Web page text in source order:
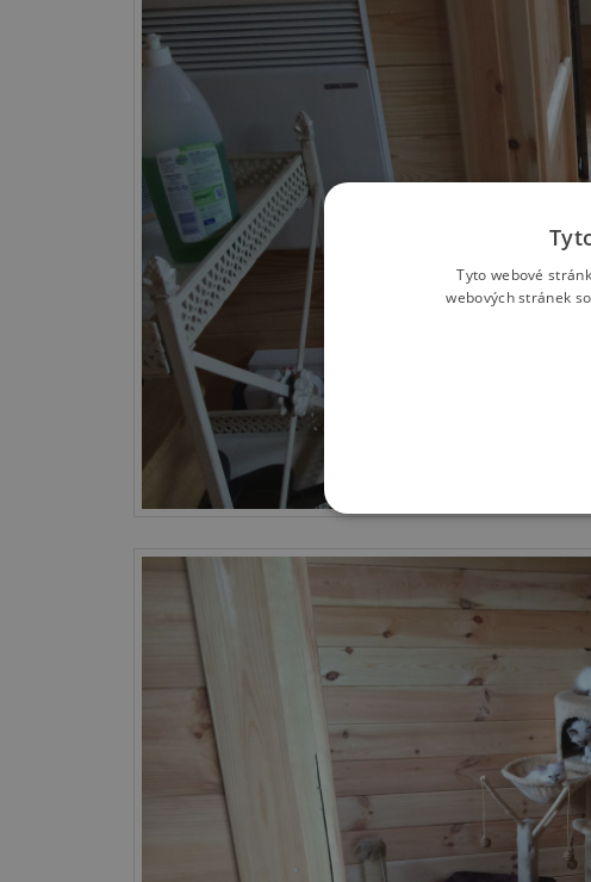
Tyto webové
webových stránek
NEZBYTNĚ NUTNÉ
Nezbytně
Nezbytně nutné soubory cookie
bez nezbytně nutných souborů
Poskytovatel /
PHP.net
prelive.pineca.cz